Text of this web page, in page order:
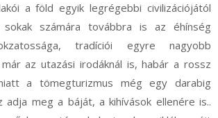
a föld egyik legrégebbi civilizációjától
sokak számára továbbra is az éhínség
tradíciói egyre nagyobb
az utazási irodáknál is, habár a rossz
a tömegturizmus még egy darabig
adja meg a báját, a kihívások ellenére is..